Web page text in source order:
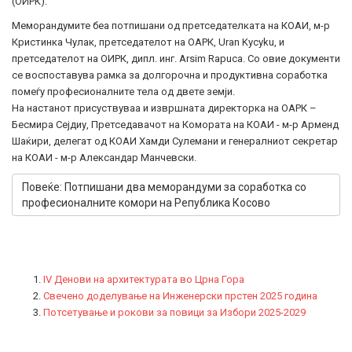
Меморандумите беа потпишани од претседателката на КОАИ, м-р
Кристинка Чулак, претседателот на ОАРК, Uran Kycyku, и
претседателот на ОИРК, дипл. инг. Arsim Rapuca. Со овие документи
се воспоставува рамка за долгорочна и продуктивна соработка
помеѓу професионалните тела од двете земји.
На настанот присуствуваа и извршната директорка на ОАРК –
Бесмира Сејдиу, Претседавачот на Комората на КОАИ - м-р Арменд
Шаќири, делегат од КОАИ Хамди Сулемани и генералниот секретар
на КОАИ - м-р Александар Манчевски.
Повеќе: Потпишани два меморандуми за соработка со
професионалните комори на Република Косово
IV Денови на архитектурата во Црна Гора
Свечено доделување на Инженерски прстен 2025 година
Потсетување и рокови за повици за Избори 2025-2029